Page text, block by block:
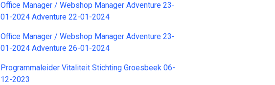
Office Manager / Webshop Manager Adventure 23-
01-2024 Adventure 22-01-2024
Office Manager / Webshop Manager Adventure 23-
01-2024 Adventure 26-01-2024
Programmaleider Vitaliteit Stichting Groesbeek 06-
12-2023